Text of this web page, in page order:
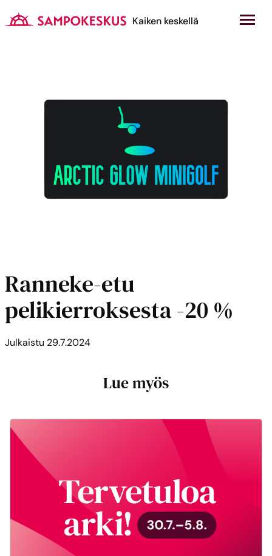
sisältöön
Kauppakeskus Sampokeskus
Kaiken keskellä
Ranneke-etu
pelikierroksesta -20 %
Julkaistu 29.7.2024
Lue myös